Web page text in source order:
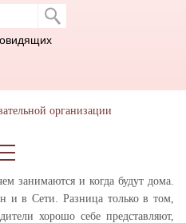
поведения в
этом смысле виртуальный мир
маньяки и мошенники.
на улицу одних, а у подростков
занимаются и когда будут дома.
и в Cети. Разница только в том,
хорошо себе представляют,
организации